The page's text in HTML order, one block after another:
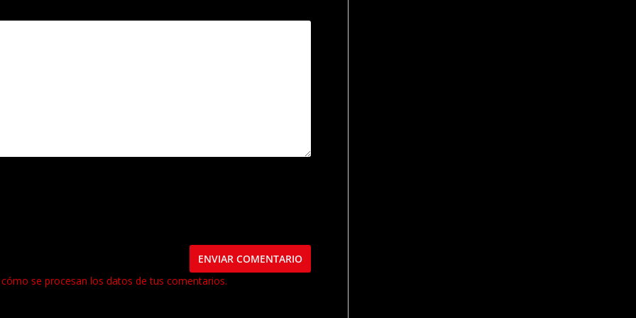
se procesan los datos de tus comentarios.